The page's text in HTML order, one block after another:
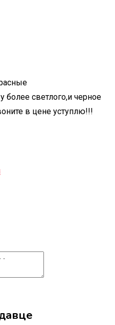
светлого,и черное
в цене уступлю!!!